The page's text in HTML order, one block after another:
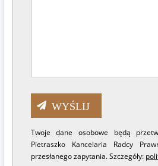
Twoje dane osobowe będą
Pietraszko Kancelaria Radcy
przesłanego zapytania. Szczegóły: